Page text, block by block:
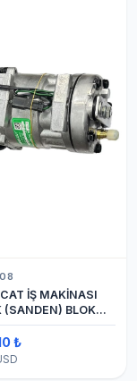
İŞ MAKİNASI
(SANDEN) BLOK
KLİMA
7H15
₺